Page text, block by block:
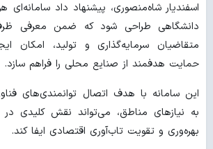
اسفندیار شاه‌منصوری، پیشنهاد داد
دانشگاهی طراحی شود که ضمن معرفی
متقاضیان سرمایه‌گذاری و تولید، امکان
حمایت هدفمند از صنایع محلی را فراهم سازد.
این سامانه با هدف اتصال توانمندی‌های
به نیازهای مناطق، می‌تواند نقش کلیدی در
بهره‌وری و تقویت تاب‌آوری اقتصادی ایفا کند.